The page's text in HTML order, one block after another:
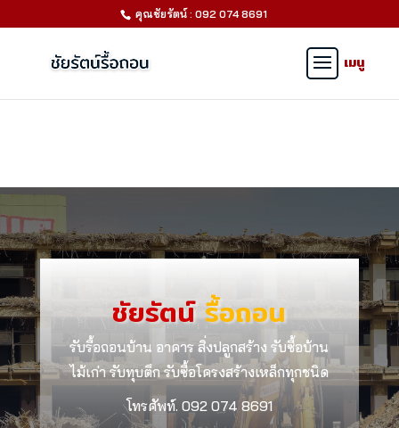
คุณชัยรัตน์ : 092 074 8691
ชัยรัตน์รื้อถอน
รับรื้อถอนบ้าน อาคาร สิ่งปลูกสร้าง รับซื้อบ้าน
ไม้เก่า รับทุบตึก รับซื้อโครงสร้างเหล็กทุกชนิด
โทรศัพท์. 092 074 8691